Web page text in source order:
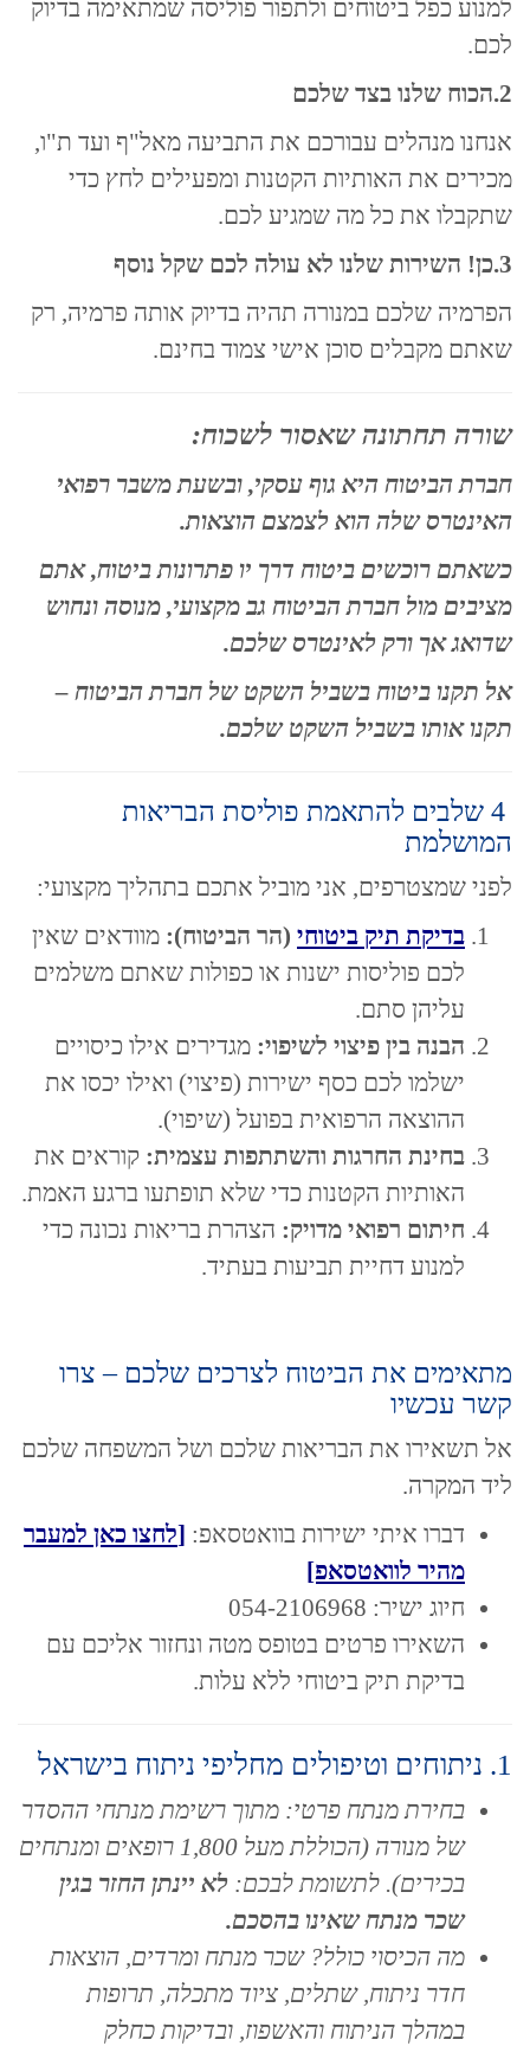
למנוע כפל ביטוחים ולתפור פוליסה שמתאימה בדיוק
לכם.
2.הכוח שלנו בצד שלכם
אנחנו מנהלים עבורכם את התביעה מאל"ף ועד ת"ו,
מכירים את האותיות הקטנות ומפעילים לחץ כדי
שתקבלו את כל מה שמגיע לכם.
3.כן! השירות שלנו לא עולה לכם שקל נוסף
הפרמיה שלכם במנורה תהיה בדיוק אותה פרמיה, רק
שאתם מקבלים סוכן אישי צמוד בחינם.
שורה תחתונה שאסור לשכוח:
חברת הביטוח היא גוף עסקי, ובשעת משבר רפואי
האינטרס שלה הוא לצמצם הוצאות.
כשאתם רוכשים ביטוח דרך יו פתרונות ביטוח, אתם
מציבים מול חברת הביטוח גב מקצועי, מנוסה ונחוש
שדואג אך ורק לאינטרס שלכם.
אל תקנו ביטוח בשביל השקט של חברת הביטוח –
תקנו אותו בשביל השקט שלכם.
4 שלבים להתאמת פוליסת הבריאות
המושלמת
לפני שמצטרפים, אני מוביל אתכם בתהליך מקצועי:
בדיקת תיק ביטוחי (הר הביטוח): מוודאים שאין
לכם פוליסות ישנות או כפולות שאתם משלמים
עליהן סתם.
הבנה בין פיצוי לשיפוי: מגדירים אילו כיסויים
ישלמו לכם כסף ישירות (פיצוי) ואילו יכסו את
ההוצאה הרפואית בפועל (שיפוי).
בחינת החרגות והשתתפות עצמית: קוראים את
האותיות הקטנות כדי שלא תופתעו ברגע האמת.
חיתום רפואי מדויק: הצהרת בריאות נכונה כדי
למנוע דחיית תביעות בעתיד.
מתאימים את הביטוח לצרכים שלכם – צרו
קשר עכשיו
אל תשאירו את הבריאות שלכם ושל המשפחה שלכם
ליד המקרה.
דברו איתי ישירות בוואטסאפ: [לחצו כאן למעבר
מהיר לוואטסאפ]
חיוג ישיר: 054-2106968
השאירו פרטים בטופס מטה ונחזור אליכם עם
בדיקת תיק ביטוחי ללא עלות.
1. ניתוחים וטיפולים מחליפי ניתוח בישראל
בחירת מנתח פרטי: מתוך רשימת מנתחי ההסדר
של מנורה (הכוללת מעל 1,800 רופאים ומנתחים
בכירים). לתשומת לבכם: לא יינתן החזר בגין
שכר מנתח שאינו בהסכם.
מה הכיסוי כולל? שכר מנתח ומרדים, הוצאות
חדר ניתוח, שתלים, ציוד מתכלה, תרופות
במהלך הניתוח והאשפוז, ובדיקות כחלק